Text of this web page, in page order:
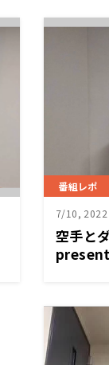
番組レポ
7/10, 2022
空手と